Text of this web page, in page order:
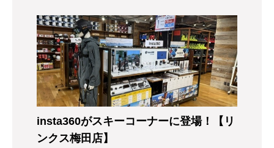
insta360がスキーコーナーに登場！【リ
ンクス梅田店】